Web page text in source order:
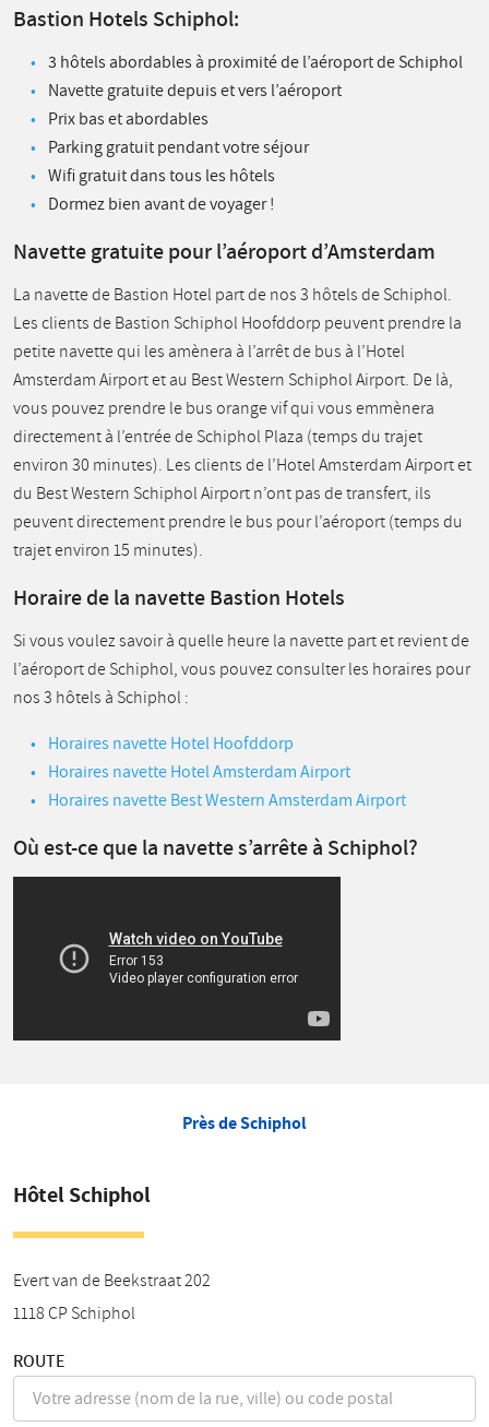
Bastion Hotels Schiphol:
3 hôtels abordables à proximité de l’aéroport de Schiphol
Navette gratuite depuis et vers l’aéroport
Prix bas et abordables
Parking gratuit pendant votre séjour
Wifi gratuit dans tous les hôtels
Dormez bien avant de voyager !
Navette gratuite pour l’aéroport d’Amsterdam
La navette de Bastion Hotel part de nos 3 hôtels de Schiphol.
Les clients de Bastion Schiphol Hoofddorp peuvent prendre la
petite navette qui les amènera à l’arrêt de bus à l’Hotel
Amsterdam Airport et au Best Western Schiphol Airport. De là,
vous pouvez prendre le bus orange vif qui vous emmènera
directement à l’entrée de Schiphol Plaza (temps du trajet
environ 30 minutes). Les clients de l’Hotel Amsterdam Airport et
du Best Western Schiphol Airport n’ont pas de transfert, ils
peuvent directement prendre le bus pour l’aéroport (temps du
trajet environ 15 minutes).
Horaire de la navette Bastion Hotels
Si vous voulez savoir à quelle heure la navette part et revient de
l’aéroport de Schiphol, vous pouvez consulter les horaires pour
nos 3 hôtels à Schiphol :
Horaires navette Hotel Hoofddorp
Horaires navette Hotel Amsterdam Airport
Horaires navette Best Western Amsterdam Airport
Où est-ce que la navette s’arrête à Schiphol?
Près de Schiphol
Hôtel Schiphol
Evert van de Beekstraat 202
1118 CP Schiphol
ROUTE